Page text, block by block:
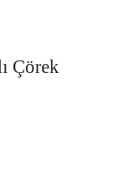
Çörek